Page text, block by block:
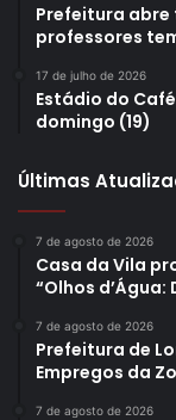
Prefeitura
professores
17 de julho de 2026
Estádio do
domingo (19)
Últimas
7 de agosto de 2026
Casa da Vila
“Olhos
7 de agosto de 2026
Prefeitura de
Empregos da
7 de agosto de 2026